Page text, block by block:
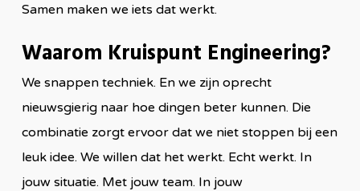
Samen maken we iets dat werkt.
Waarom Kruispunt Engineering?
We snappen techniek. En we zijn oprecht
nieuwsgierig naar hoe dingen beter kunnen. Die
combinatie zorgt ervoor dat we niet stoppen bij een
leuk idee. We willen dat het werkt. Echt werkt. In
jouw situatie. Met jouw team. In jouw